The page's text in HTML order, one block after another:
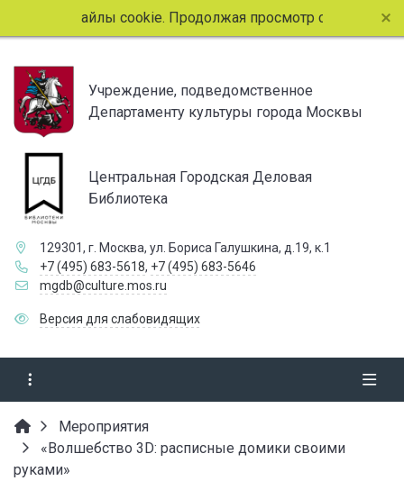
файлы cookie. Продолжая просмотр страниц
Учреждение, подведомственное
Департаменту культуры города Москвы
Центральная Городская Деловая
Библиотека
129301, г. Москва, ул. Бориса Галушкина, д.19, к.1
+7 (495) 683-5618, +7 (495) 683-5646
mgdb@culture.mos.ru
Версия для слабовидящих
Мероприятия
«Волшебство 3D: расписные домики своими
руками»